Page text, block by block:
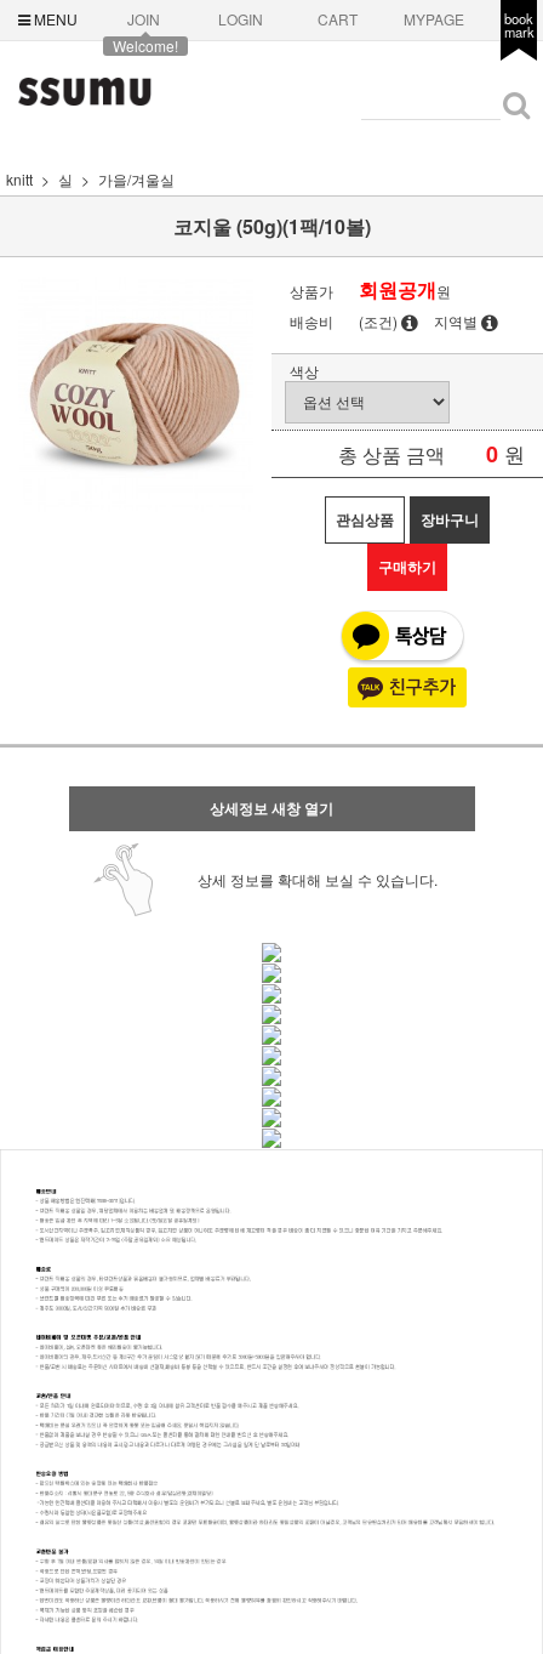
MENU
JOIN
Welcome!
LOGIN CART MYPAGE book
mark
knitt 실 가을/겨울실
코지울 (50g)(1팩/10볼)
상품가 회원공개원
배송비
(조건) 지역별
색상
총 상품 금액 0 원
관심상품 장바구니
구매하기
상세정보 새창 열기
상세 정보를 확대해 보실 수 있습니다.